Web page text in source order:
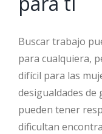
Buscar trabajo
para cualquiera,
difícil para las
desigualdades de
pueden tener
dificultan